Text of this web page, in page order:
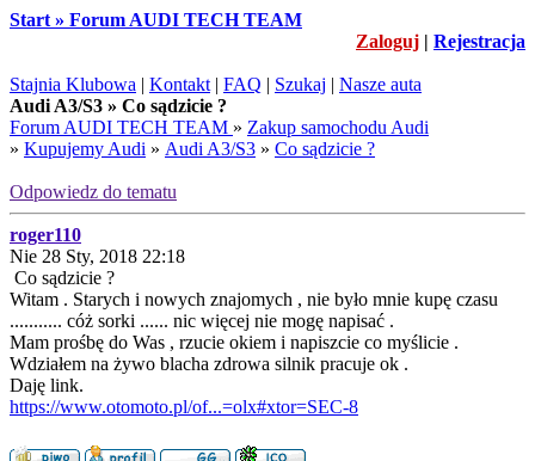
Start » Forum AUDI TECH TEAM
Zaloguj | Rejestracja
Stajnia Klubowa | Kontakt | FAQ | Szukaj | Nasze auta
Audi A3/S3 » Co sądzicie ?
Forum AUDI TECH TEAM » Zakup samochodu Audi
» Kupujemy Audi » Audi A3/S3 » Co sądzicie ?
Odpowiedz do tematu
roger110
Nie 28 Sty, 2018 22:18
Co sądzicie ?
Witam . Starych i nowych znajomych , nie było mnie kupę czasu
........... cóż sorki ...... nic więcej nie mogę napisać .
Mam prośbę do Was , rzucie okiem i napiszcie co myślicie .
Wdziałem na żywo blacha zdrowa silnik pracuje ok .
Daję link.
https://www.otomoto.pl/of...=olx#xtor=SEC-8